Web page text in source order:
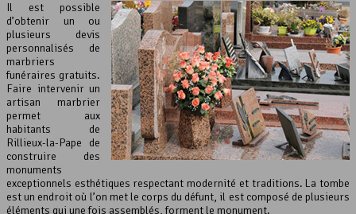
Il est possible
d’obtenir un ou
plusieurs devis
personnalisés de
marbriers
funéraires gratuits.
Faire intervenir un
artisan marbrier
permet aux
habitants de
Rillieux-la-Pape de
construire des
monuments
exceptionnels esthétiques respectant modernité et traditions. La tombe
est un endroit où l’on met le corps du défunt, il est composé de plusieurs
éléments qui une fois assemblés, forment le monument.